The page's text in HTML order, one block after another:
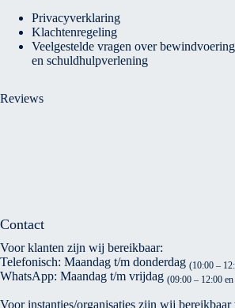
Privacyverklaring
Klachtenregeling
Veelgestelde vragen over
en schuldhulpverlening
Reviews
Contact
Voor klanten zijn wij bereikbaar:
Telefonisch: Maandag t/m donderdag (10:00 –
WhatsApp: Maandag t/m vrijdag (09:00 – 12:00
Voor instanties/organisaties zijn wij bereikbaar